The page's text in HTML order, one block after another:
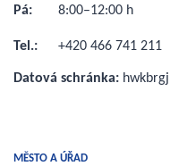
MĚSTO A ÚŘAD
Pá:
8:00–12:00 h
Tel.: +420 466 741 211
Datová schránka: hwkbrgj